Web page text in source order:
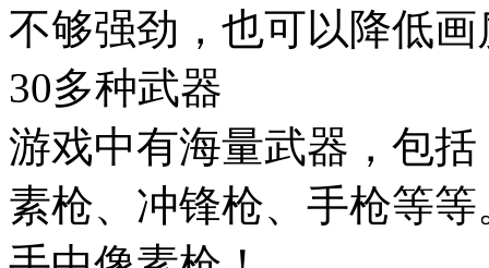
不够强劲，也可以降低
30多种武器
游戏中有海量武器，包
素枪、冲锋枪、手枪等